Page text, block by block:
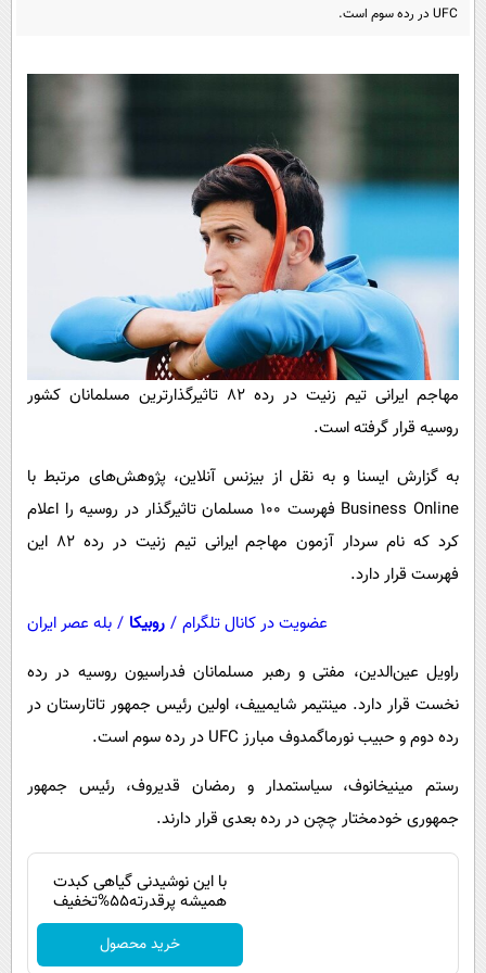
محیط زیست
سلامت
فرهنگی
بین الملل
اجتماعی
حیات وحش
UFC در رده سوم است.
مهاجم ایرانی تیم زنیت در رده ۸۲ تاثیرگذارترین مسلمانان کشور
روسیه قرار گرفته است.
به گزارش ایسنا و به نقل از بیزنس آنلاین، پژوهش‌های مرتبط با
Business Online فهرست ۱۰۰ مسلمان تاثیرگذار در روسیه را اعلام
کرد که نام سردار آزمون مهاجم ایرانی تیم زنیت در رده ۸۲ این
فهرست قرار دارد.
عضویت در کانال تلگرام / روبیکا / بله عصر ایران
راویل عین‌الدین، مفتی و رهبر مسلمانان فدراسیون روسیه در رده
نخست قرار دارد. مینتیمر شایمییف، اولین رئیس جمهور تاتارستان در
رده دوم و حبیب نورماگمدوف مبارز UFC در رده سوم است.
رستم مینیخانوف، سیاستمدار و رمضان قدیروف، رئیس جمهور
جمهوری خودمختار چچن در رده بعدی قرار دارند.
با این نوشیدنی گیاهی کبدت
همیشه پرقدرته55%تخفیف
خرید محصول